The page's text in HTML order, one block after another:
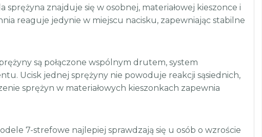
znajduje się w osobnej, materiałowej kieszonce i
reaguje jedynie w miejscu nacisku, zapewniając stabilne
są połączone wspólnym drutem, system
Ucisk jednej sprężyny nie powoduje reakcji sąsiednich,
sprężyn w materiałowych kieszonkach zapewnia
7-strefowe najlepiej sprawdzają się u osób o wzroście